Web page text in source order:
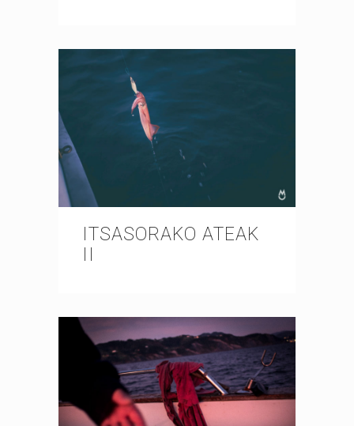
ITSASORAKO ATEAK